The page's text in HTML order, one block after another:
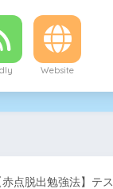
Website
赤点脱出勉強法】テ